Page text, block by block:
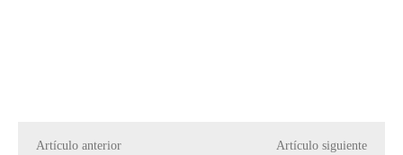
Artículo anterior Artículo siguiente